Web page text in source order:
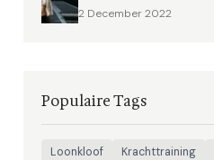
2 December 2022
Populaire Tags
Loonkloof Krachttraining